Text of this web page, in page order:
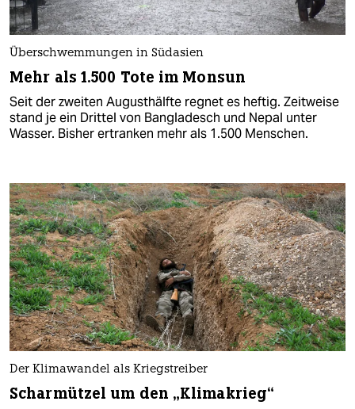
Überschwemmungen in Südasien
Mehr als 1.500 Tote im Monsun
Seit der zweiten Augusthälfte regnet es heftig. Zeitweise
stand je ein Drittel von Bangladesch und Nepal unter
Wasser. Bisher ertranken mehr als 1.500 Menschen.
Der Klimawandel als Kriegstreiber
Scharmützel um den „Klimakrieg“